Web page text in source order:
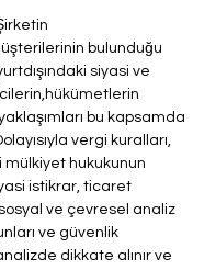
bulunduğu
siyasi ve
bu kapsamda
vergi kuralları,
mülkiyet hukukunun
istikrar, ticaret
ve çevresel analiz
ve güvenlik
dikkate alınır ve